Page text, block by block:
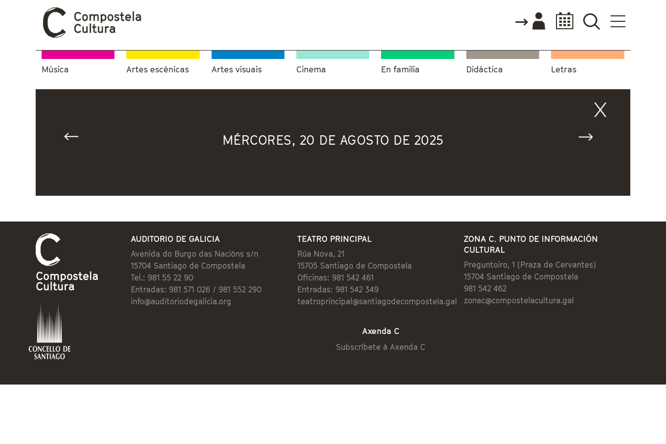
Música Artes escénicas Artes visuais Cinema En familia Didáctica Letras
MÉRCORES, 20 DE AGOSTO DE 2025
AUDITORIO DE GALICIA
Avenida do Burgo das Nacións s/n
15704 Santiago de Compostela
Tel.: 981 55 22 90
Entradas: 981 571 026 / 981 552 290
info@auditoriodegalicia.org
TEATRO PRINCIPAL
Rúa Nova, 21
15705 Santiago de Compostela
Oficinas: 981 542 461
Entradas: 981 542 349
teatroprincipal@santiagodecompostela.gal
ZONA C. PUNTO DE INFORMACIÓN
CULTURAL
Preguntoiro, 1 (Praza de Cervantes)
15704 Santiago de Compostela
981 542 462
zonac@compostelacultura.gal
Axenda C
Subscríbete á Axenda C